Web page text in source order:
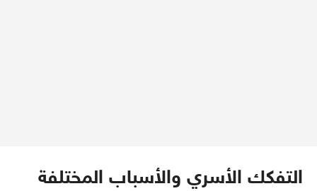
التفكك الأسري والأسباب المختلفة